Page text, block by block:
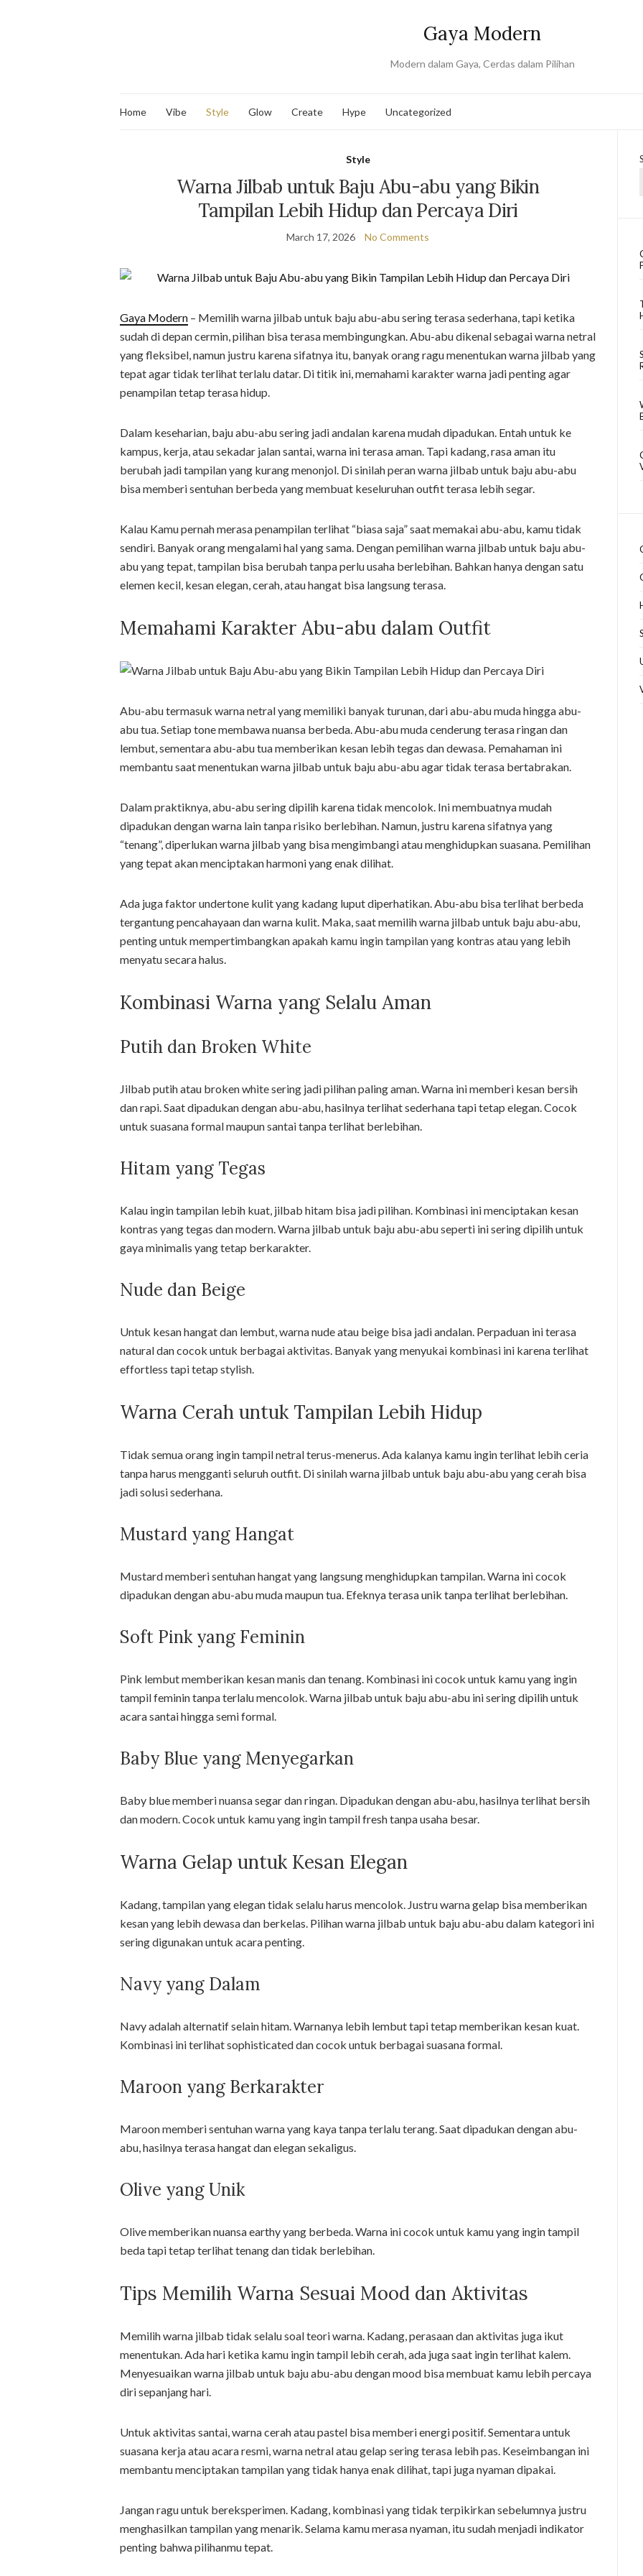
Gaya Modern
Modern dalam Gaya, Cerdas dalam Pilihan
Home Vibe Style Glow Create Hype Uncategorized
Style
Warna Jilbab untuk Baju Abu-abu yang Bikin
Tampilan Lebih Hidup dan Percaya Diri
March 17, 2026 No Comments
Gaya Modern – Memilih warna jilbab untuk baju abu-abu sering terasa sederhana, tapi ketika
sudah di depan cermin, pilihan bisa terasa membingungkan. Abu-abu dikenal sebagai warna netral
yang fleksibel, namun justru karena sifatnya itu, banyak orang ragu menentukan warna jilbab yang
tepat agar tidak terlihat terlalu datar. Di titik ini, memahami karakter warna jadi penting agar
penampilan tetap terasa hidup.
Dalam keseharian, baju abu-abu sering jadi andalan karena mudah dipadukan. Entah untuk ke
kampus, kerja, atau sekadar jalan santai, warna ini terasa aman. Tapi kadang, rasa aman itu
berubah jadi tampilan yang kurang menonjol. Di sinilah peran warna jilbab untuk baju abu-abu
bisa memberi sentuhan berbeda yang membuat keseluruhan outfit terasa lebih segar.
Kalau Kamu pernah merasa penampilan terlihat “biasa saja” saat memakai abu-abu, kamu tidak
sendiri. Banyak orang mengalami hal yang sama. Dengan pemilihan warna jilbab untuk baju abu-
abu yang tepat, tampilan bisa berubah tanpa perlu usaha berlebihan. Bahkan hanya dengan satu
elemen kecil, kesan elegan, cerah, atau hangat bisa langsung terasa.
Memahami Karakter Abu-abu dalam Outfit
Abu-abu termasuk warna netral yang memiliki banyak turunan, dari abu-abu muda hingga abu-
abu tua. Setiap tone membawa nuansa berbeda. Abu-abu muda cenderung terasa ringan dan
lembut, sementara abu-abu tua memberikan kesan lebih tegas dan dewasa. Pemahaman ini
membantu saat menentukan warna jilbab untuk baju abu-abu agar tidak terasa bertabrakan.
Dalam praktiknya, abu-abu sering dipilih karena tidak mencolok. Ini membuatnya mudah
dipadukan dengan warna lain tanpa risiko berlebihan. Namun, justru karena sifatnya yang
“tenang”, diperlukan warna jilbab yang bisa mengimbangi atau menghidupkan suasana. Pemilihan
yang tepat akan menciptakan harmoni yang enak dilihat.
Ada juga faktor undertone kulit yang kadang luput diperhatikan. Abu-abu bisa terlihat berbeda
tergantung pencahayaan dan warna kulit. Maka, saat memilih warna jilbab untuk baju abu-abu,
penting untuk mempertimbangkan apakah kamu ingin tampilan yang kontras atau yang lebih
menyatu secara halus.
Kombinasi Warna yang Selalu Aman
Putih dan Broken White
Jilbab putih atau broken white sering jadi pilihan paling aman. Warna ini memberi kesan bersih
dan rapi. Saat dipadukan dengan abu-abu, hasilnya terlihat sederhana tapi tetap elegan. Cocok
untuk suasana formal maupun santai tanpa terlihat berlebihan.
Hitam yang Tegas
Kalau ingin tampilan lebih kuat, jilbab hitam bisa jadi pilihan. Kombinasi ini menciptakan kesan
kontras yang tegas dan modern. Warna jilbab untuk baju abu-abu seperti ini sering dipilih untuk
gaya minimalis yang tetap berkarakter.
Nude dan Beige
Untuk kesan hangat dan lembut, warna nude atau beige bisa jadi andalan. Perpaduan ini terasa
natural dan cocok untuk berbagai aktivitas. Banyak yang menyukai kombinasi ini karena terlihat
effortless tapi tetap stylish.
Warna Cerah untuk Tampilan Lebih Hidup
Tidak semua orang ingin tampil netral terus-menerus. Ada kalanya kamu ingin terlihat lebih ceria
tanpa harus mengganti seluruh outfit. Di sinilah warna jilbab untuk baju abu-abu yang cerah bisa
jadi solusi sederhana.
Mustard yang Hangat
Mustard memberi sentuhan hangat yang langsung menghidupkan tampilan. Warna ini cocok
dipadukan dengan abu-abu muda maupun tua. Efeknya terasa unik tanpa terlihat berlebihan.
Soft Pink yang Feminin
Pink lembut memberikan kesan manis dan tenang. Kombinasi ini cocok untuk kamu yang ingin
tampil feminin tanpa terlalu mencolok. Warna jilbab untuk baju abu-abu ini sering dipilih untuk
acara santai hingga semi formal.
Baby Blue yang Menyegarkan
Baby blue memberi nuansa segar dan ringan. Dipadukan dengan abu-abu, hasilnya terlihat bersih
dan modern. Cocok untuk kamu yang ingin tampil fresh tanpa usaha besar.
Warna Gelap untuk Kesan Elegan
Kadang, tampilan yang elegan tidak selalu harus mencolok. Justru warna gelap bisa memberikan
kesan yang lebih dewasa dan berkelas. Pilihan warna jilbab untuk baju abu-abu dalam kategori ini
sering digunakan untuk acara penting.
Navy yang Dalam
Navy adalah alternatif selain hitam. Warnanya lebih lembut tapi tetap memberikan kesan kuat.
Kombinasi ini terlihat sophisticated dan cocok untuk berbagai suasana formal.
Maroon yang Berkarakter
Maroon memberi sentuhan warna yang kaya tanpa terlalu terang. Saat dipadukan dengan abu-
abu, hasilnya terasa hangat dan elegan sekaligus.
Olive yang Unik
Olive memberikan nuansa earthy yang berbeda. Warna ini cocok untuk kamu yang ingin tampil
beda tapi tetap terlihat tenang dan tidak berlebihan.
Tips Memilih Warna Sesuai Mood dan Aktivitas
Memilih warna jilbab tidak selalu soal teori warna. Kadang, perasaan dan aktivitas juga ikut
menentukan. Ada hari ketika kamu ingin tampil lebih cerah, ada juga saat ingin terlihat kalem.
Menyesuaikan warna jilbab untuk baju abu-abu dengan mood bisa membuat kamu lebih percaya
diri sepanjang hari.
Untuk aktivitas santai, warna cerah atau pastel bisa memberi energi positif. Sementara untuk
suasana kerja atau acara resmi, warna netral atau gelap sering terasa lebih pas. Keseimbangan ini
membantu menciptakan tampilan yang tidak hanya enak dilihat, tapi juga nyaman dipakai.
Jangan ragu untuk bereksperimen. Kadang, kombinasi yang tidak terpikirkan sebelumnya justru
menghasilkan tampilan yang menarik. Selama kamu merasa nyaman, itu sudah menjadi indikator
penting bahwa pilihanmu tepat.